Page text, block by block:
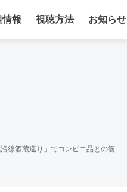
情報 視聴方法 お知らせ
線酒蔵巡り」でコンビニ品との衝